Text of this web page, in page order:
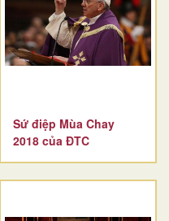
Sứ điệp Mùa Chay
2018 của ĐTC